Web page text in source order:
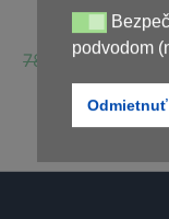
podvodom
Odmietnuť
Aktuálna
39,00 €.
Alfa – Lover
78,00€ Pôvodná
cena
bola:
78,00 €.
39,00€